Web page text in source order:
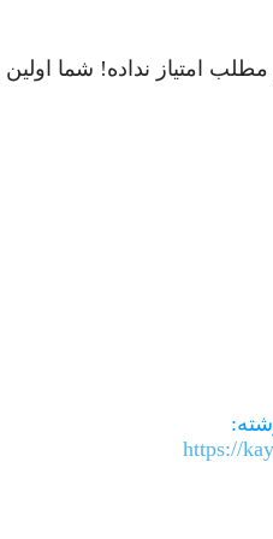
امتیاز نداده! شما اولین
https://